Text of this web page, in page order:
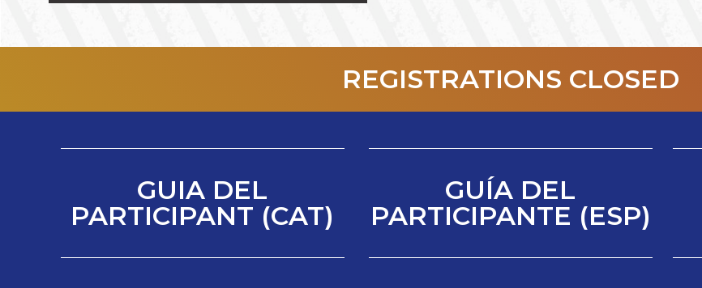
REGISTRATIONS CLOSED
GUIA DEL
PARTICIPANT (CAT)
GUÍA DEL
PARTICIPANTE (ESP)